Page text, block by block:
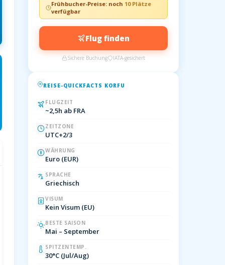
Frühbucher-Preise: noch 10 Plätze
verfügbar
Flug finden
Sichere Buchung IATA-gesichert
REISE-QUICKFACTS KORFU
FLUGZEIT
~2,5h ab FRA
ZEITZONE
UTC+2/3
WÄHRUNG
Euro (EUR)
SPRACHE
Griechisch
VISUM
Kein Visum (EU)
BESTE SAISON
Mai – September
SPITZENTEMP.
30°C (Jul/Aug)